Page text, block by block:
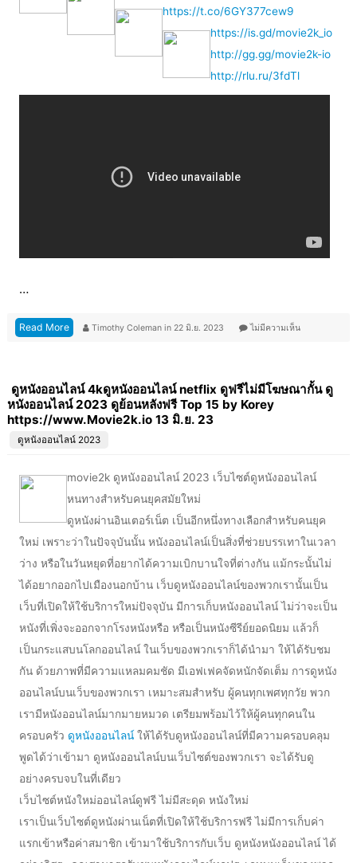
https://t.co/6GY377cew9
https://is.gd/movie2k_io
http://gg.gg/movie2k-io
http://rlu.ru/3fdTl
…
Read More Timothy Coleman in 22 มิ.ย. 2023 ไม่มีความเห็น
ดูหนังออนไลน์ 4kดูหนังออนไลน์ netflix ดูฟรีไม่มีโฆษณากั้น ดู
หนังออนไลน์ 2023 ดูย้อนหลังฟรี Top 15 by Korey
https://www.Movie2k.io 13 มิ.ย. 23
ดูหนังออนไลน์ 2023
movie2k ดูหนังออนไลน์ 2023 เว็บไซต์ดูหนังออนไลน์
หนทางสำหรับคนยุคสมัยใหม่
ดูหนังผ่านอินเตอร์เน็ต เป็นอีกหนึ่งทางเลือกสำหรับคนยุค
ใหม่ เพราะว่าในปัจจุบันนั้น หนังออนไลน์เป็นสิ่งที่ช่วยบรรเทาในเวลา
ว่าง หรือในวันหยุดที่อยากได้ความเบิกบานใจที่ต่างกัน แม้กระนั้นไม่
ได้อยากออกไปเมืองนอกบ้าน เว็บดูหนังออนไลน์ของพวกเรานั้นเป็น
เว็บที่เปิดให้ใช้บริการใหม่ปัจจุบัน มีการเก็บหนังออนไลน์ ไม่ว่าจะเป็น
หนังที่เพิ่งจะออกจากโรงหนังหรือ หรือเป็นหนังซีรีย์ยอดนิยม แล้วก็
เป็นกระแสบนโลกออนไลน์ ในเว็บของพวกเราก็ได้นำมา ให้ได้รับชม
กัน ด้วยภาพที่มีความแหลมคมชัด มีเอฟเฟคจัดหนักจัดเต็ม การดูหนัง
ออนไลน์บนเว็บของพวกเรา เหมาะสมสำหรับ ผู้คนทุกเพศทุกวัย พวก
เรามีหนังออนไลน์มากมายหมวด เตรียมพร้อมไว้ให้ผู้คนทุกคนใน
ครอบครัว ดูหนังออนไลน์ให้ได้รับดูหนังออนไลน์ที่มีความครอบคลุม
พูดได้ว่าเข้ามา ดูหนังออนไลน์บนเว็บไซต์ของพวกเรา จะได้รับดู
อย่างครบจบในที่เดียว
เว็บไซต์หนังใหม่ออนไลน์ดูฟรี ไม่มีสะดุด หนังใหม่
เราเป็นเว็บไซต์ดูหนังผ่านเน็ตที่เปิดให้ใช้บริการฟรี ไม่มีการเก็บค่า
แรกเข้าหรือค่าสมาชิก เข้ามาใช้บริการกับเว็บ ดูหนังหนังออนไลน์ ได้